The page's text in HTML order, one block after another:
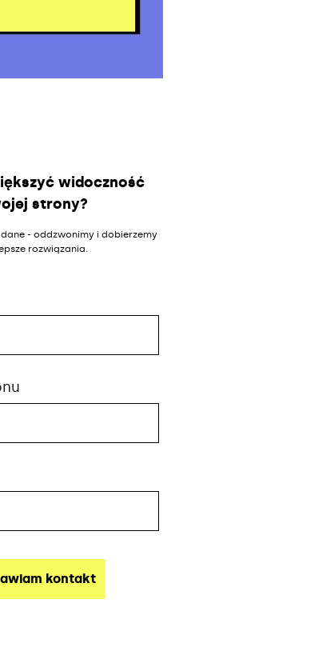
widoczność
strony?
- oddzwonimy i dobierzemy
rozwiązania.